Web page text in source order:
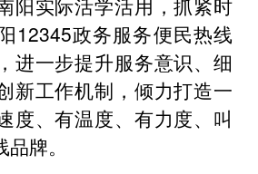
12345政务服务便民热线
进一步提升服务意识、细
新工作机制，倾力打造一
度、有温度、有力度、叫
牌。